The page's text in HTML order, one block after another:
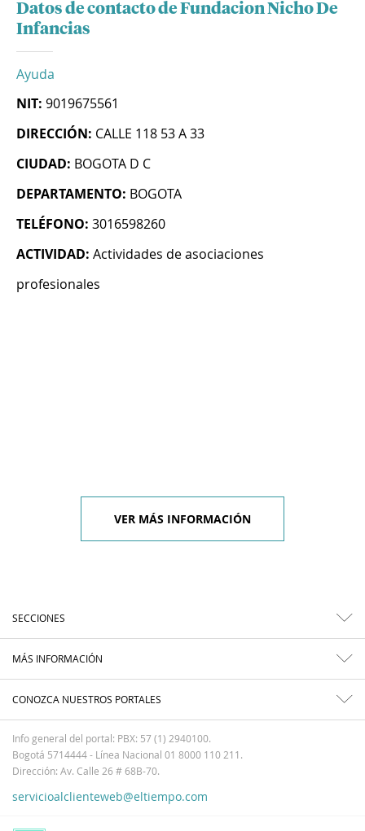
Datos de contacto de Fundacion Nicho De
Infancias
Ayuda
NIT: 9019675561
DIRECCIÓN: CALLE 118 53 A 33
CIUDAD: BOGOTA D C
DEPARTAMENTO: BOGOTA
TELÉFONO: 3016598260
ACTIVIDAD: Actividades de asociaciones
profesionales
VER MÁS INFORMACIÓN
SECCIONES
MÁS INFORMACIÓN
CONOZCA NUESTROS PORTALES
Info general del portal: PBX: 57 (1) 2940100.
Bogotá 5714444 - Línea Nacional 01 8000 110 211.
Dirección: Av. Calle 26 # 68B-70.
servicioalclienteweb@eltiempo.com